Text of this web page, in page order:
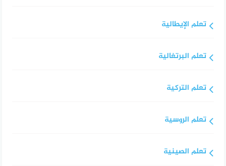
تعلم الإيطالية
تعلم البرتغالية
تعلم التركية
تعلم الروسية
تعلم الصينية